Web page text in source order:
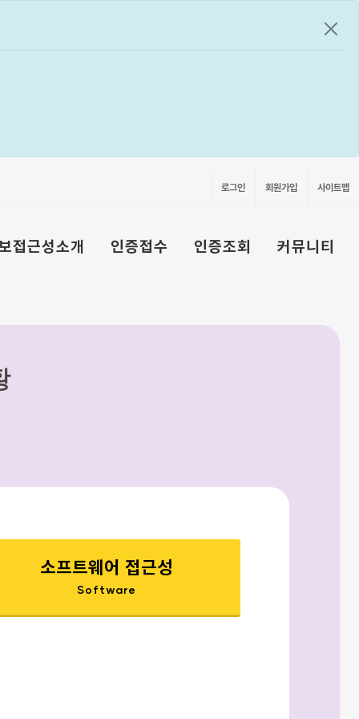
공지
로그인 회원가입 사이트맵
접근성소개 인증접수 인증조회 커뮤니티
소프트웨어 접근성
Software